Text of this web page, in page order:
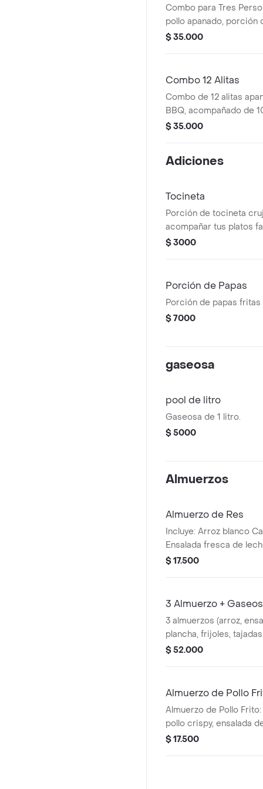
Combo para Tres
pollo apanado, porción
repollo, 3 arepitas,
$ 35.000
Combo 12 Alitas
Combo de 12 alitas
BBQ, acompañado de
francesa y 2 gaseosas
$ 35.000
Adiciones
Tocineta
Porción de tocineta
acompañar tus platos
$ 3000
Porción de Papas
Porción de papas fritas
$ 7000
gaseosa
pool de litro
Gaseosa de 1 litro.
$ 5000
Almuerzos
Almuerzo de Res
Incluye: Arroz blanco
Ensalada fresca de
cebolla papa fritas
$ 17.500
3 Almuerzo +
3 almuerzos (arroz,
plancha, frijoles,
fritas, más una
$ 52.000
Almuerzo de Pollo
Almuerzo de Pollo
pollo crispy, ensalada
y cebolla, papa fritas,
$ 17.500